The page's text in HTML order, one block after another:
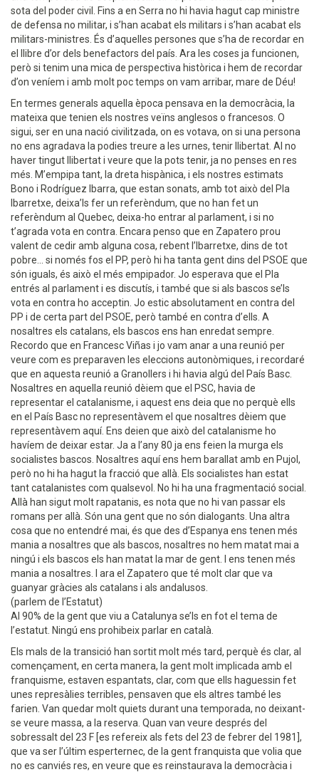
sota del poder civil. Fins a en Serra no hi havia hagut cap ministre
de defensa no militar, i s’han acabat els militars i s’han acabat els
militars-ministres. És d’aquelles persones que s’ha de recordar en
el llibre d’or dels benefactors del país. Ara les coses ja funcionen,
però si tenim una mica de perspectiva històrica i hem de recordar
d’on veníem i amb molt poc temps on vam arribar, mare de Déu!
En termes generals aquella època pensava en la democràcia, la
mateixa que tenien els nostres veïns anglesos o francesos. O
sigui, ser en una nació civilitzada, on es votava, on si una persona
no ens agradava la podies treure a les urnes, tenir llibertat. Al no
haver tingut llibertat i veure que la pots tenir, ja no penses en res
més. M’empipa tant, la dreta hispànica, i els nostres estimats
Bono i Rodríguez Ibarra, que estan sonats, amb tot això del Pla
Ibarretxe, deixa’ls fer un referèndum, que no han fet un
referèndum al Quebec, deixa-ho entrar al parlament, i si no
t’agrada vota en contra. Encara penso que en Zapatero prou
valent de cedir amb alguna cosa, rebent l’Ibarretxe, dins de tot
pobre... si només fos el PP, però hi ha tanta gent dins del PSOE que
són iguals, és això el més empipador. Jo esperava que el Pla
entrés al parlament i es discutís, i també que si als bascos se’ls
vota en contra ho acceptin. Jo estic absolutament en contra del
PP i de certa part del PSOE, però també en contra d’ells. A
nosaltres els catalans, els bascos ens han enredat sempre.
Recordo que en Francesc Viñas i jo vam anar a una reunió per
veure com es preparaven les eleccions autonòmiques, i recordaré
que en aquesta reunió a Granollers i hi havia algú del País Basc.
Nosaltres en aquella reunió dèiem que el PSC, havia de
representar el catalanisme, i aquest ens deia que no perquè ells
en el País Basc no representàvem el que nosaltres dèiem que
representàvem aquí. Ens deien que això del catalanisme ho
havíem de deixar estar. Ja a l’any 80 ja ens feien la murga els
socialistes bascos. Nosaltres aquí ens hem barallat amb en Pujol,
però no hi ha hagut la fracció que allà. Els socialistes han estat
tant catalanistes com qualsevol. No hi ha una fragmentació social.
Allà han sigut molt rapatanis, es nota que no hi van passar els
romans per allà. Són una gent que no són dialogants. Una altra
cosa que no entendré mai, és que des d’Espanya ens tenen més
mania a nosaltres que als bascos, nosaltres no hem matat mai a
ningú i els bascos els han matat la mar de gent. I ens tenen més
mania a nosaltres. I ara el Zapatero que té molt clar que va
guanyar gràcies als catalans i als andalusos.
(parlem de l’Estatut)
Al 90% de la gent que viu a Catalunya se’ls en fot el tema de
l’estatut. Ningú ens prohibeix parlar en català.
Els mals de la transició han sortit molt més tard, perquè és clar, al
començament, en certa manera, la gent molt implicada amb el
franquisme, estaven espantats, clar, com que ells haguessin fet
unes represàlies terribles, pensaven que els altres també les
farien. Van quedar molt quiets durant una temporada, no deixant-
se veure massa, a la reserva. Quan van veure després del
sobressalt del 23 F [es refereix als fets del 23 de febrer del 1981],
que va ser l’últim esperternec, de la gent franquista que volia que
no es canviés res, en veure que es reinstaurava la democràcia i